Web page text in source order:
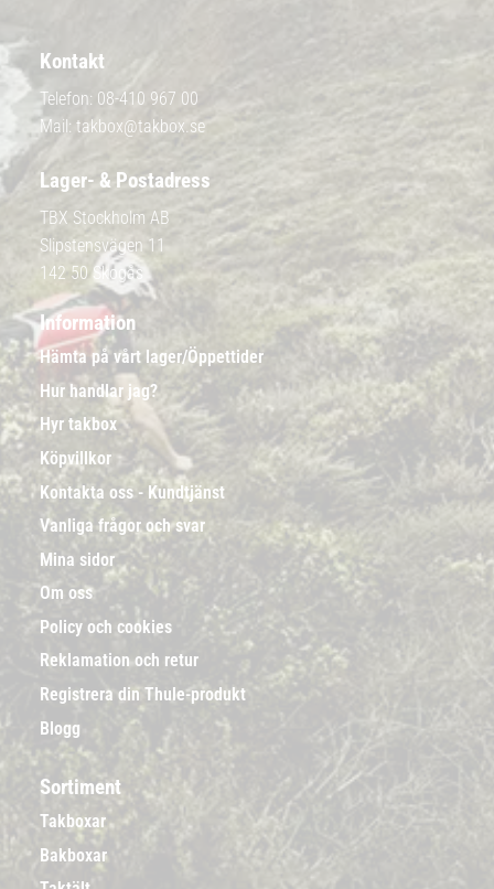
Kontakt
Telefon: 08-410 967 00
Mail: takbox@takbox.se
Lager- & Postadress
TBX Stockholm AB
Slipstensvägen 11
142 50 Skogås
Information
Hämta på vårt lager/Öppettider
Hur handlar jag?
Hyr takbox
Köpvillkor
Kontakta oss - Kundtjänst
Vanliga frågor och svar
Mina sidor
Om oss
Policy och cookies
Reklamation och retur
Registrera din Thule-produkt
Blogg
Sortiment
Takboxar
Bakboxar